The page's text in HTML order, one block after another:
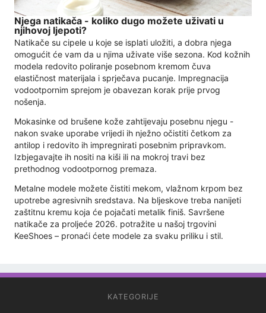
Njega natikača - koliko dugo možete uživati ​​u
njihovoj ljepoti?
Natikače su cipele u koje se isplati uložiti, a dobra njega
omogućit će vam da u njima uživate više sezona. Kod kožnih
modela redovito poliranje posebnom kremom čuva
elastičnost materijala i sprječava pucanje. Impregnacija
vodootpornim sprejom je obavezan korak prije prvog
nošenja.
Mokasinke od brušene kože zahtijevaju posebnu njegu -
nakon svake uporabe vrijedi ih nježno očistiti četkom za
antilop i redovito ih impregnirati posebnim pripravkom.
Izbjegavajte ih nositi na kiši ili na mokroj travi bez
prethodnog vodootpornog premaza.
Metalne modele možete čistiti mekom, vlažnom krpom bez
upotrebe agresivnih sredstava. Na bljeskove treba nanijeti
zaštitnu kremu koja će pojačati metalik finiš. Savršene
natikače za proljeće 2026. potražite u našoj trgovini
KeeShoes – pronaći ćete modele za svaku priliku i stil.
KATEGORIJE